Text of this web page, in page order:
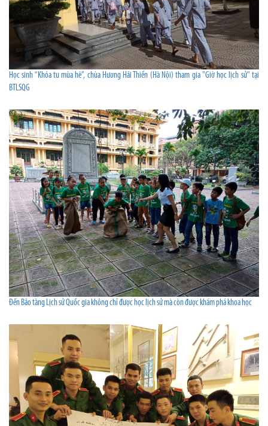
Học sinh “Khóa tu mùa hè”, chùa Hương Hải Thiền (Hà Nội) tham gia "Giờ học lịch sử" tại
BTLSQG
Đến Bảo tàng Lịch sử Quốc gia không chỉ được học lịch sử mà còn được khám phá khoa học